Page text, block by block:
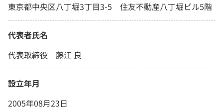
東京都中央区八丁堀3丁目3-5 住友不動産八丁堀ビル5階
代表者氏名
代表取締役 藤江 良
設立年月
2005年08月23日